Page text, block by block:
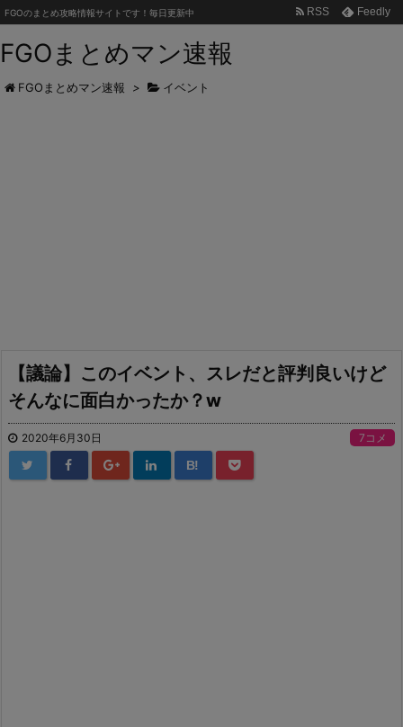
FGOまとめマン速報
FGOのまとめ攻略情報サイトです！毎日更新中 RSS Feedly
FGOまとめマン速報 > イベント
【議論】このイベント、スレだと評判良いけど
そんなに面白かったか？w
2020年6月30日 7コメ
B!